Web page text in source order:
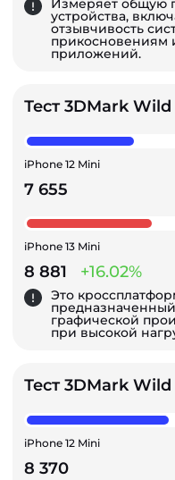
Измеряет общую
устройства,
отзывчивость
прикосновениям
приложений.
Тест 3DMark
iPhone 12 Mini
7 655
iPhone 13 Mini
8 881 +16.02%
Это
графической
при высокой
Тест 3DMark
iPhone 12 Mini
8 370